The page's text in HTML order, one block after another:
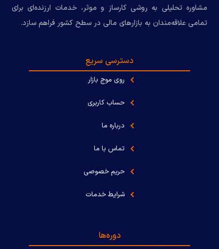
مشاوره تحلیلی به روشی کارساز و موثر، خدمات ارزنده‌ای برای
تمامی علاقه‌مندان به بازارهای مالی در سطح کشور فراهم سازد.
دسترسی سریع
روی موج بازار
حساب کاربری
درباره ما
تماس با ما
حریم خصوصی
شرایط خدمات
دوره‌ها